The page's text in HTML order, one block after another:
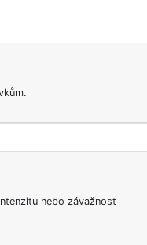
nebo závažnost